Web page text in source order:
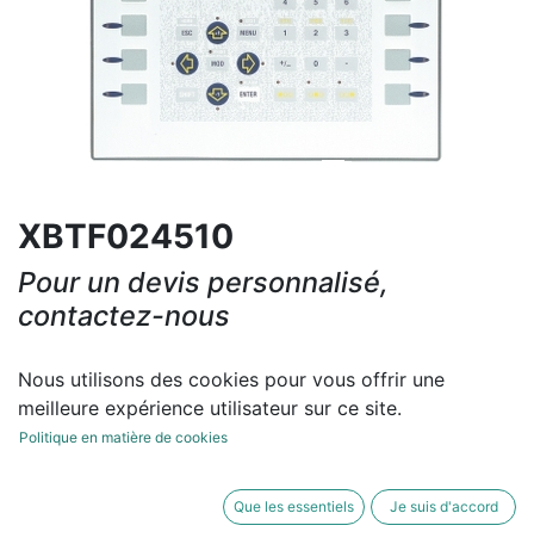
XBTF024510
Pour un devis personnalisé,
contactez-nous
Contactez-nous
Conditions générales
Nous utilisons des cookies pour vous offrir une
meilleure expérience utilisateur sur ce site.
Politique en matière de cookies
Que les essentiels Je suis d'accord